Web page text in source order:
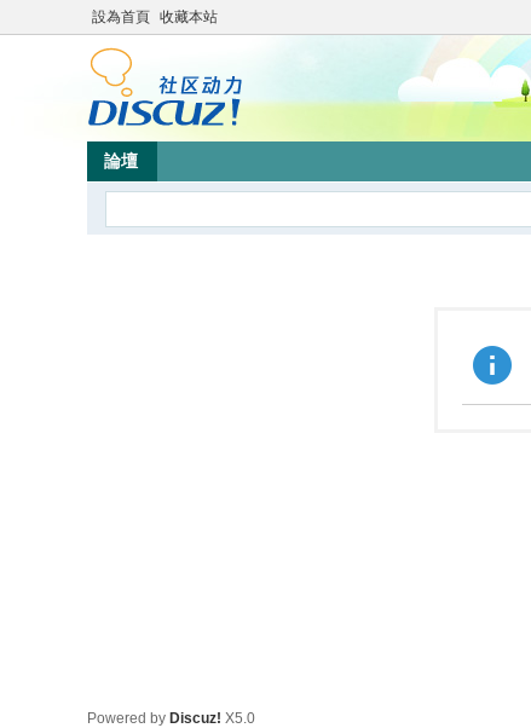
設為首頁 收藏本站
論壇
Powered by Discuz! X5.0